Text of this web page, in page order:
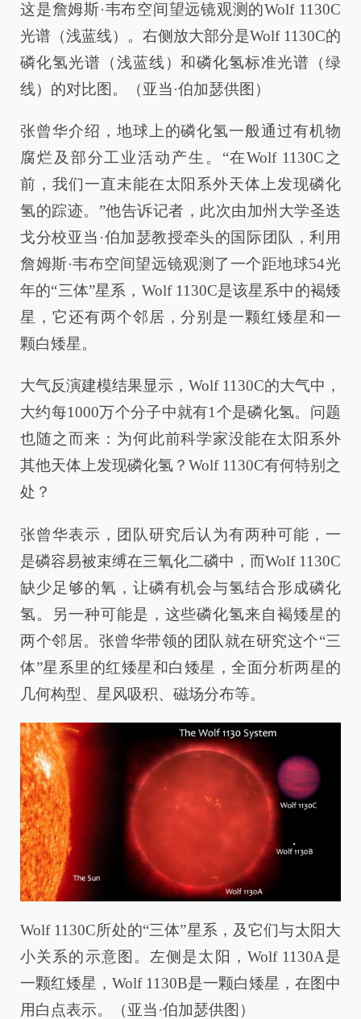
这是詹姆斯·韦布空间望远镜观测的Wolf 1130C
光谱（浅蓝线）。右侧放大部分是Wolf 1130C的
磷化氢光谱（浅蓝线）和磷化氢标准光谱（绿
线）的对比图。（亚当·伯加瑟供图）
张曾华介绍，地球上的磷化氢一般通过有机物
腐烂及部分工业活动产生。“在Wolf 1130C之
前，我们一直未能在太阳系外天体上发现磷化
氢的踪迹。”他告诉记者，此次由加州大学圣迭
戈分校亚当·伯加瑟教授牵头的国际团队，利用
詹姆斯·韦布空间望远镜观测了一个距地球54光
年的“三体”星系，Wolf 1130C是该星系中的褐矮
星，它还有两个邻居，分别是一颗红矮星和一
颗白矮星。
大气反演建模结果显示，Wolf 1130C的大气中，
大约每1000万个分子中就有1个是磷化氢。问题
也随之而来：为何此前科学家没能在太阳系外
其他天体上发现磷化氢？Wolf 1130C有何特别之
处？
张曾华表示，团队研究后认为有两种可能，一
是磷容易被束缚在三氧化二磷中，而Wolf 1130C
缺少足够的氧，让磷有机会与氢结合形成磷化
氢。另一种可能是，这些磷化氢来自褐矮星的
两个邻居。张曾华带领的团队就在研究这个“三
体”星系里的红矮星和白矮星，全面分析两星的
几何构型、星风吸积、磁场分布等。
Wolf 1130C所处的“三体”星系，及它们与太阳大
小关系的示意图。左侧是太阳，Wolf 1130A是
一颗红矮星，Wolf 1130B是一颗白矮星，在图中
用白点表示。（亚当·伯加瑟供图）